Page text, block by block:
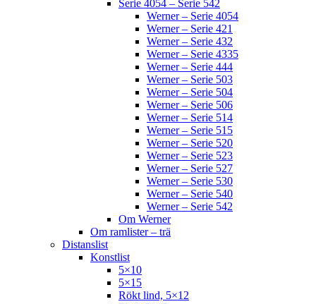
Serie 4054 – Serie 542
Werner – Serie 4054
Werner – Serie 421
Werner – Serie 432
Werner – Serie 4335
Werner – Serie 444
Werner – Serie 503
Werner – Serie 504
Werner – Serie 506
Werner – Serie 514
Werner – Serie 515
Werner – Serie 520
Werner – Serie 523
Werner – Serie 527
Werner – Serie 530
Werner – Serie 540
Werner – Serie 542
Om Werner
Om ramlister – trä
Distanslist
Konstlist
5×10
5×15
Rökt lind, 5×12